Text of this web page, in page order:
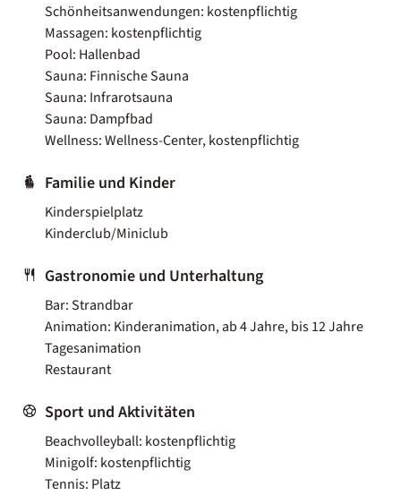
Schönheitsanwendungen: kostenpflichtig
Massagen: kostenpflichtig
Pool: Hallenbad
Sauna: Finnische Sauna
Sauna: Infrarotsauna
Sauna: Dampfbad
Wellness: Wellness-Center, kostenpflichtig
Familie und Kinder
Kinderspielplatz
Kinderclub/Miniclub
Gastronomie und Unterhaltung
Bar: Strandbar
Animation: Kinderanimation, ab 4 Jahre, bis 12 Jahre
Tagesanimation
Restaurant
Sport und Aktivitäten
Beachvolleyball: kostenpflichtig
Minigolf: kostenpflichtig
Tennis: Platz